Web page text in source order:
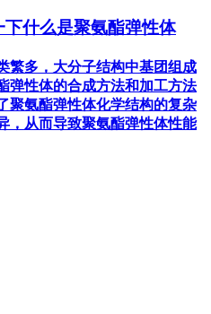
什么是聚氨酯弹性体
繁多，大分子结构中基团组成
弹性体的合成方法和加工方法
聚氨酯弹性体化学结构的复杂
，从而导致聚氨酯弹性体性能